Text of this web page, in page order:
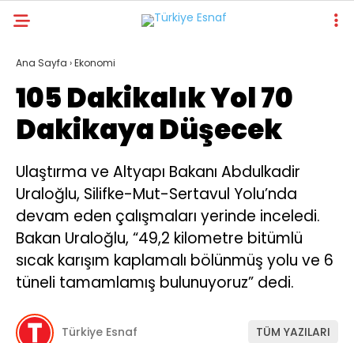
GÜNDEM
DÜNYA
EKONOMI
POLITIKA
TEKNOLOJI
SPOR
SAĞLIK
Ana Sayfa ›Ekonomi
105 Dakikalık Yol 70
Dakikaya Düşecek
Ulaştırma ve Altyapı Bakanı Abdulkadir
Uraloğlu, Silifke-Mut-Sertavul Yolu’nda
devam eden çalışmaları yerinde inceledi.
Bakan Uraloğlu, “49,2 kilometre bitümlü
sıcak karışım kaplamalı bölünmüş yolu ve 6
tüneli tamamlamış bulunuyoruz” dedi.
Türkiye Esnaf TÜM YAZILARI